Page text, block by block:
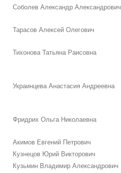
Соболев Александр Александрович
Тарасов Алексей Олегович
Тихонова Татьяна Раисовна
Украинцева Анастасия Андреевна
Фридрих Ольга Николаевна
Акимов Евгений Петрович
Кузнецов Юрий Викторович
Кузьмин Владимир Александрович